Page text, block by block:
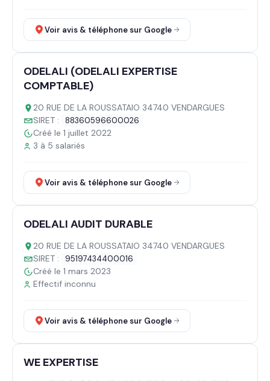
Voir avis & téléphone sur Google
ODELALI (ODELALI EXPERTISE
COMPTABLE)
20 RUE DE LA ROUSSATAIO 34740 VENDARGUES
SIRET :
88360596600026
Créé le 1 juillet 2022
3 à 5 salariés
Voir avis & téléphone sur Google
ODELALI AUDIT DURABLE
20 RUE DE LA ROUSSATAIO 34740 VENDARGUES
SIRET :
95197434400016
Créé le 1 mars 2023
Effectif inconnu
Voir avis & téléphone sur Google
WE EXPERTISE